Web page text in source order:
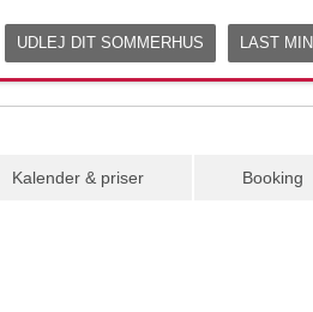
UDLEJ DIT SOMMERHUS LAST
Kalender & priser Booking